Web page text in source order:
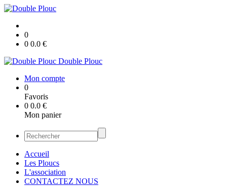
0
0 0.0 €
Double Plouc
Mon compte
0
Favoris
0 0.0 €
Mon panier
Accueil
Les Ploucs
L'association
CONTACTEZ NOUS